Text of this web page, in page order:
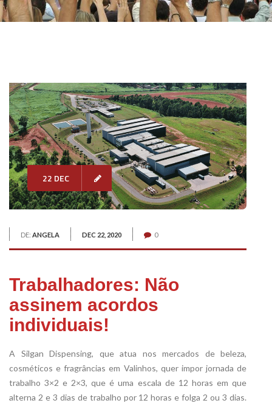
22 DEC
DE: ANGELA DEC 22, 2020 0
Trabalhadores: Não
assinem acordos
individuais!
A Silgan Dispensing, que atua nos mercados de beleza,
cosméticos e fragrâncias em Valinhos, quer impor jornada de
trabalho 3×2 e 2×3, que é uma escala de 12 horas em que
alterna 2 e 3 dias de trabalho por 12 horas e folga 2 ou 3 dias.